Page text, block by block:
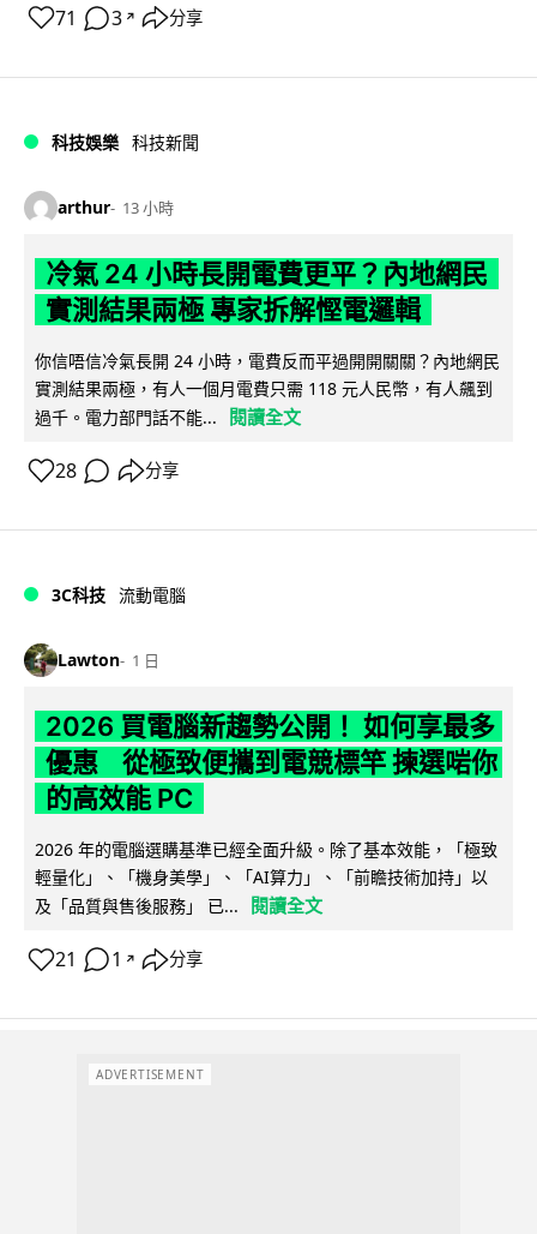
71 3 ↗ 分享
科技娛樂 科技新聞
arthur 13 小時
冷氣 24 小時長開電費更平？內地網民
實測結果兩極 專家拆解慳電邏輯
你信唔信冷氣長開 24 小時，電費反而平過開開關關？內地網民
實測結果兩極，有人一個月電費只需 118 元人民幣，有人飆到
過千。電力部門話不能...
閱讀全文
28 分享
3C科技 流動電腦
Lawton 1 日
2026 買電腦新趨勢公開！ 如何享最多
優惠 從極致便攜到電競標竿 揀選啱你
的高效能 PC
2026 年的電腦選購基準已經全面升級。除了基本效能，「極致
輕量化」、「機身美學」、「AI算力」、「前瞻技術加持」以
及「品質與售後服務」 已...
閱讀全文
21 1 ↗ 分享
ADVERTISEMENT